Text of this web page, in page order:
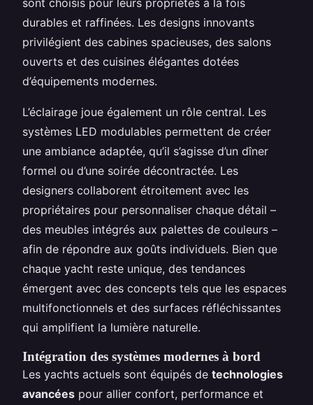
durables et raffinées. Les designs innovants
privilégient des cabines spacieuses, des salons
ouverts et des cuisines élégantes dotées
d’équipements modernes.
L’éclairage joue également un rôle central. Les
systèmes LED modulables permettent de créer
une ambiance adaptée, qu’il s’agisse d’un dîner
formel ou d’une soirée décontractée. Les
designers collaborent étroitement avec les
propriétaires pour personnaliser chaque détail –
des meubles intégrés aux palettes de couleurs –
afin de répondre aux goûts individuels. Bien que
chaque yacht reste unique, des tendances
émergent avec des concepts tels que les espaces
multifonctionnels et des surfaces réfléchissantes
qui amplifient la lumière naturelle.
Intégration des systèmes modernes à bord
Les yachts actuels sont équipés de technologies
avancées pour allier confort, performance et